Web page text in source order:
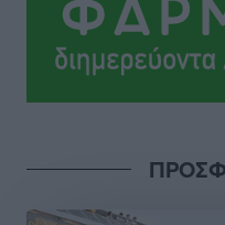
Αθλητικά • πριν 10 ώρες
Ροδήλιος: Ο
Πρωτάθλημα Πίστας
Αθλητικά• πριν 10 ώρες